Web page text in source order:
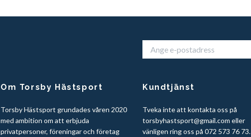
Om Torsby Hästsport
Torsby Hästsport grundades våren 2020
med ambition om att erbjuda
privatpersoner, föreningar och företag
Kundtjänst
Tveka inte att kontakta oss på
torsbyhastsport@gmail.com eller
vänligen ring oss på 072 573 76 73.